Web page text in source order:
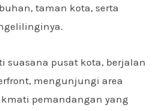
taman kota, serta
suasana pusat kota, berjalan
mengunjungi area
pemandangan yang